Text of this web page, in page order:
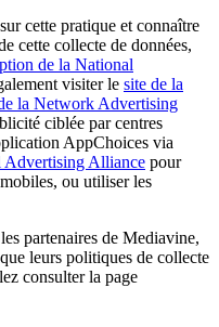
cette pratique et connaître
cette collecte de données,
de la National
visiter le site de la
la Network Advertising
ciblée par centres
AppChoices via
Advertising Alliance pour
ou utiliser les
partenaires de Mediavine,
leurs politiques de collecte
consulter la page